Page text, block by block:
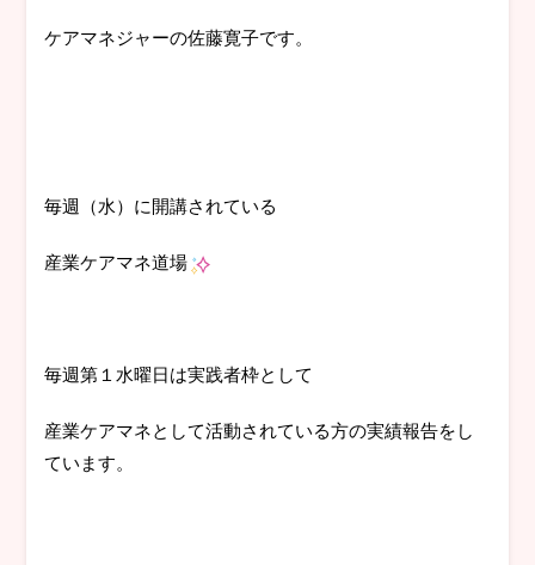
ケアマネジャーの佐藤寛子です。
毎週（水）に開講されている
産業ケアマネ道場
毎週第１水曜日は実践者枠として
産業ケアマネとして活動されている方の実績報告をし
ています。